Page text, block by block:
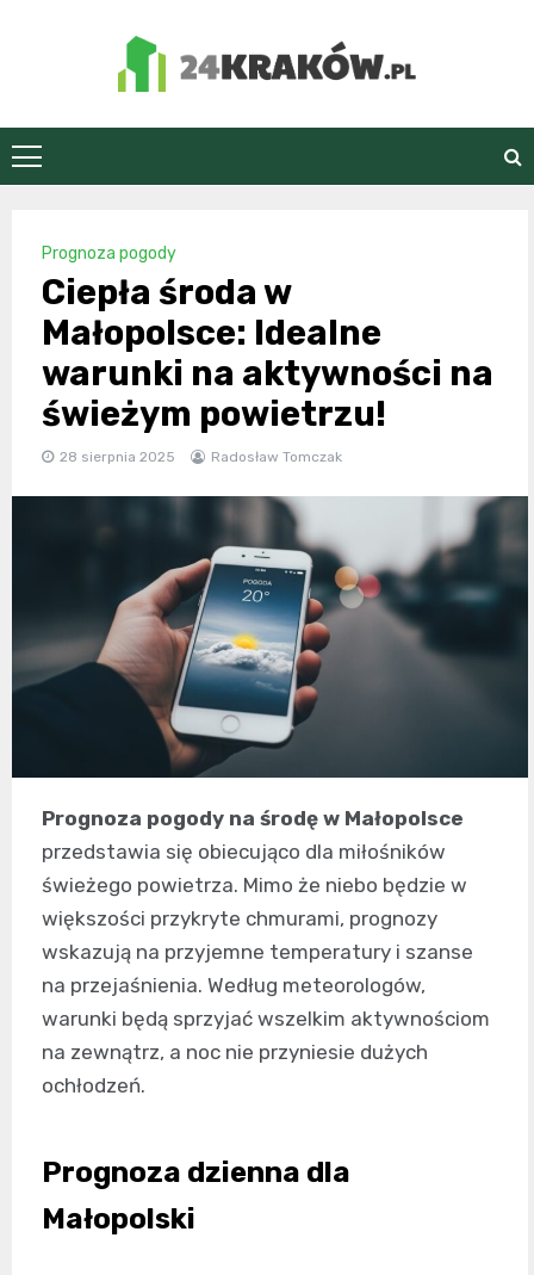
24Kraków.pl
Prognoza pogody
Ciepła środa w
Małopolsce: Idealne
warunki na aktywności na
świeżym powietrzu!
28 sierpnia 2025 Radosław Tomczak
Prognoza pogody na środę w Małopolsce
przedstawia się obiecująco dla miłośników
świeżego powietrza. Mimo że niebo będzie w
większości przykryte chmurami, prognozy
wskazują na przyjemne temperatury i szanse
na przejaśnienia. Według meteorologów,
warunki będą sprzyjać wszelkim aktywnościom
na zewnątrz, a noc nie przyniesie dużych
ochłodzeń.
Prognoza dzienna dla
Małopolski